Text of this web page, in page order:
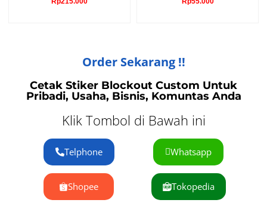
Order Sekarang !!
Cetak Stiker Blockout Custom Untuk
Pribadi, Usaha, Bisnis, Komuntas Anda
Klik Tombol di Bawah ini
Telphone Whatsapp
Shopee Tokopedia